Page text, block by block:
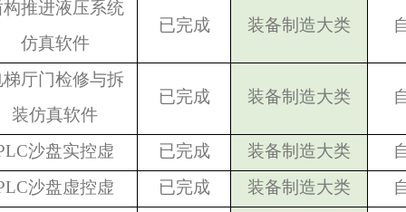
推进液压系统
仿真软件
已完成 装备制造大类
厅门检修与拆
装仿真软件
已完成 装备制造大类
沙盘实控虚 已完成 装备制造大类
沙盘虚控虚 已完成 装备制造大类